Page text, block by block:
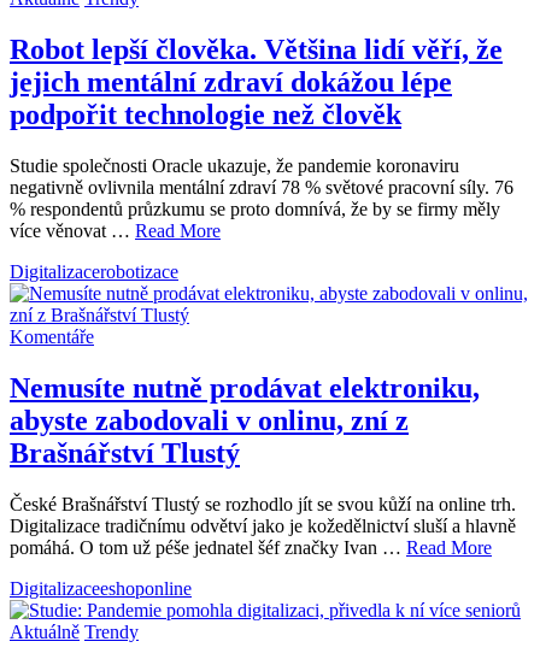
Robot lepší člověka. Většina lidí věří, že
jejich mentální zdraví dokážou lépe
podpořit technologie než člověk
Studie společnosti Oracle ukazuje, že pandemie koronaviru
negativně ovlivnila mentální zdraví 78 % světové pracovní síly. 76
% respondentů průzkumu se proto domnívá, že by se firmy měly
více věnovat … Read More
Digitalizacerobotizace
Komentáře
Nemusíte nutně prodávat elektroniku,
abyste zabodovali v onlinu, zní z
Brašnářství Tlustý
České Brašnářství Tlustý se rozhodlo jít se svou kůží na online trh.
Digitalizace tradičnímu odvětví jako je kožedělnictví sluší a hlavně
pomáhá. O tom už péše jednatel šéf značky Ivan … Read More
Digitalizaceeshoponline
Aktuálně Trendy